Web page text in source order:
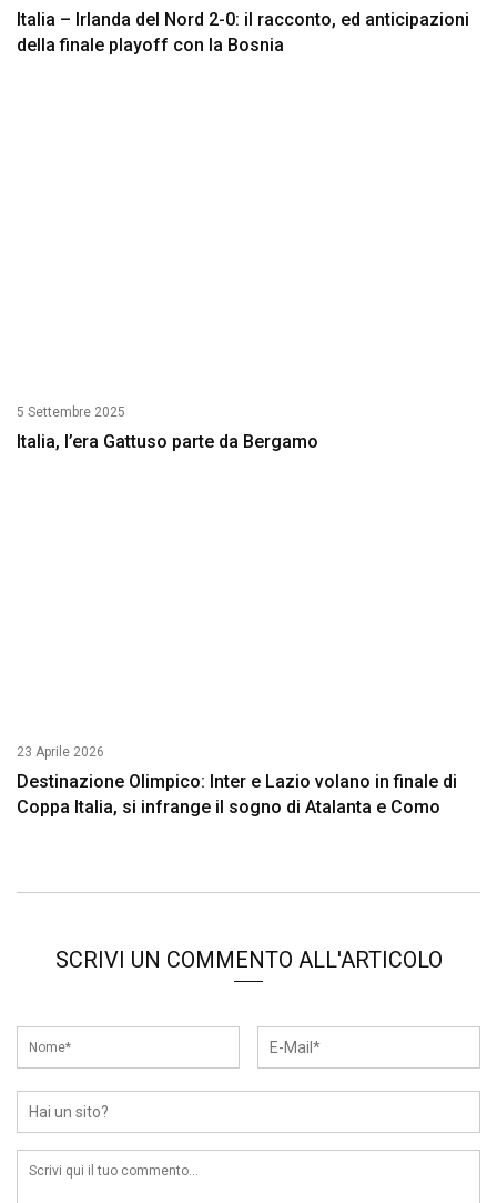
Italia – Irlanda del Nord 2-0: il racconto, ed anticipazioni
della finale playoff con la Bosnia
5 Settembre 2025
Italia, l’era Gattuso parte da Bergamo
23 Aprile 2026
Destinazione Olimpico: Inter e Lazio volano in finale di
Coppa Italia, si infrange il sogno di Atalanta e Como
SCRIVI UN COMMENTO ALL'ARTICOLO